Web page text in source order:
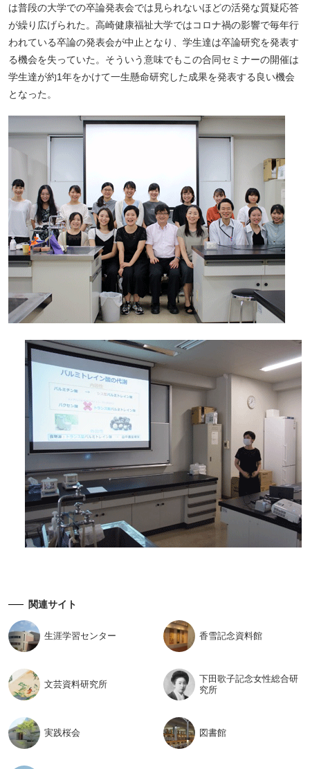
は普段の大学での卒論発表会では見られないほどの活発な質疑応答
が繰り広げられた。高崎健康福祉大学ではコロナ禍の影響で毎年行
われている卒論の発表会が中止となり、学生達は卒論研究を発表す
る機会を失っていた。そういう意味でもこの合同セミナーの開催は
学生達が約1年をかけて一生懸命研究した成果を発表する良い機会
となった。
関連サイト
生涯学習センター 香雪記念資料館
文芸資料研究所
下田歌子記念女性総合研
究所
実践桜会 図書館
ペ
ッ
へ